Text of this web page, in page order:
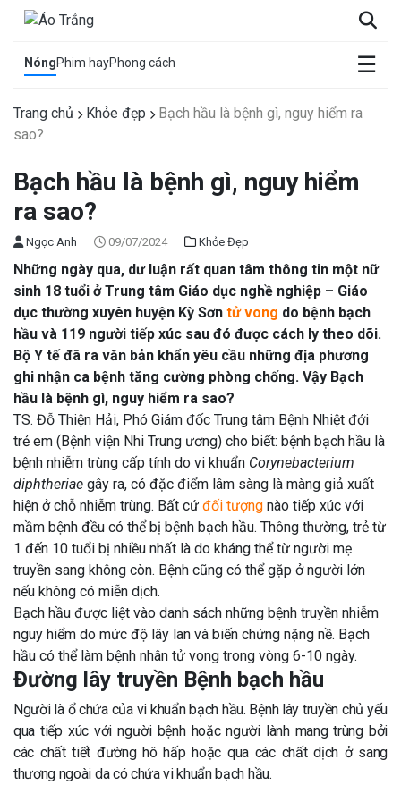
NóngPhim hayPhong cách ☰
×
Trang chủ Khỏe đẹp
Bạch hầu là bệnh gì, nguy hiểm ra
sao?
Bạch hầu là bệnh gì, nguy hiểm
ra sao?
Ngọc Anh 09/07/2024 Khỏe Đẹp
Những ngày qua, dư luận rất quan tâm thông tin một nữ
sinh 18 tuổi ở Trung tâm Giáo dục nghề nghiệp – Giáo
dục thường xuyên huyện Kỳ Sơn tử vong do bệnh bạch
hầu và 119 người tiếp xúc sau đó được cách ly theo dõi.
Bộ Y tế đã ra văn bản khẩn yêu cầu những địa phương
ghi nhận ca bệnh tăng cường phòng chống. Vậy Bạch
hầu là bệnh gì, nguy hiểm ra sao?
TS. Đỗ Thiện Hải, Phó Giám đốc Trung tâm Bệnh Nhiệt đới
trẻ em (Bệnh viện Nhi Trung ương) cho biết: bệnh bạch hầu là
bệnh nhiễm trùng cấp tính do vi khuẩn Corynebacterium
diphtheriae gây ra, có đặc điểm lâm sàng là màng giả xuất
hiện ở chỗ nhiễm trùng. Bất cứ đối tượng nào tiếp xúc với
mầm bệnh đều có thể bị bệnh bạch hầu. Thông thường, trẻ từ
1 đến 10 tuổi bị nhiều nhất là do kháng thể từ người mẹ
truyền sang không còn. Bệnh cũng có thể gặp ở người lớn
nếu không có miễn dịch.
Bạch hầu được liệt vào danh sách những bệnh truyền nhiễm
nguy hiểm do mức độ lây lan và biến chứng nặng nề. Bạch
hầu có thể làm bệnh nhân tử vong trong vòng 6-10 ngày.
Đường lây truyền Bệnh bạch hầu
Người là ổ chứa của vi khuẩn bạch hầu. Bệnh lây truyền chủ yếu
qua tiếp xúc với người bệnh hoặc người lành mang trùng bởi
các chất tiết đường hô hấp hoặc qua các chất dịch ở sang
thương ngoài da có chứa vi khuẩn bạch hầu.